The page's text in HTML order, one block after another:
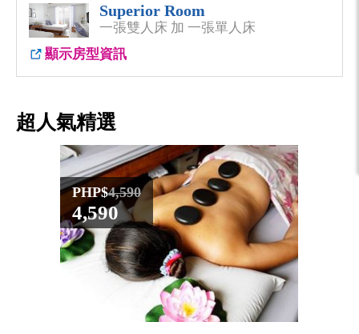
Superior Room
一張雙人床 加 一張單人床
顯示房型資訊
超人氣精選
PHP$4,590
4,590